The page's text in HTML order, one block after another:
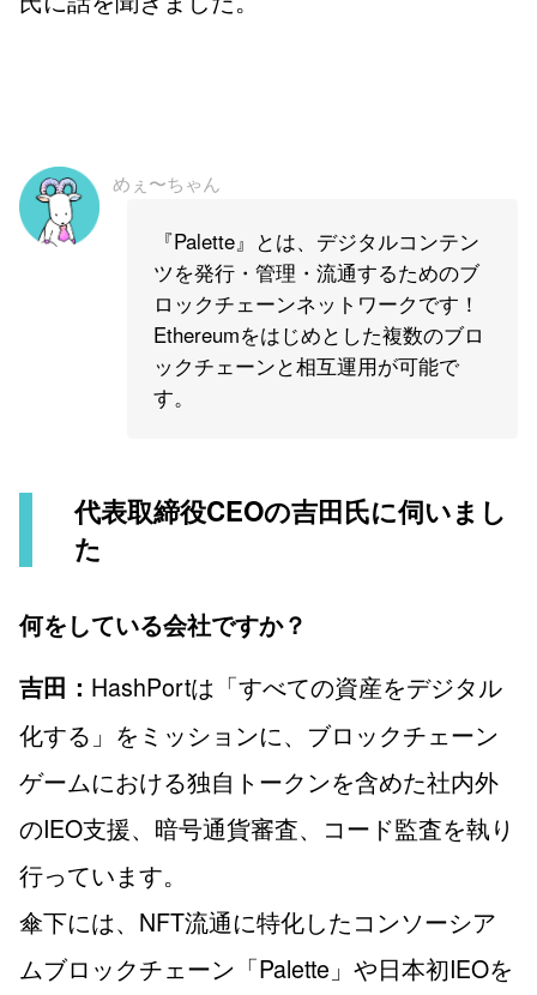
めぇ〜ちゃん
『Palette』とは、デジタルコンテン
ツを発行・管理・流通するためのブ
ロックチェーンネットワークです！
Ethereumをはじめとした複数のブロ
ックチェーンと相互運用が可能で
す。
代表取締役CEOの吉田氏に伺いまし
た
何をしている会社ですか？
吉田： HashPortは「すべての資産をデジタル
化する」をミッションに、ブロックチェーン
ゲームにおける独自トークンを含めた社内外
のIEO支援、暗号通貨審査、コード監査を執り
行っています。
傘下には、NFT流通に特化したコンソーシア
ムブロックチェーン「Palette」や日本初IEOを